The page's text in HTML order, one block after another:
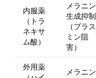
内服薬
（トラ
ネキサ
ム酸）
メラニン
生成抑制
（プラス
ミン阻
害）
外用薬
メラニン